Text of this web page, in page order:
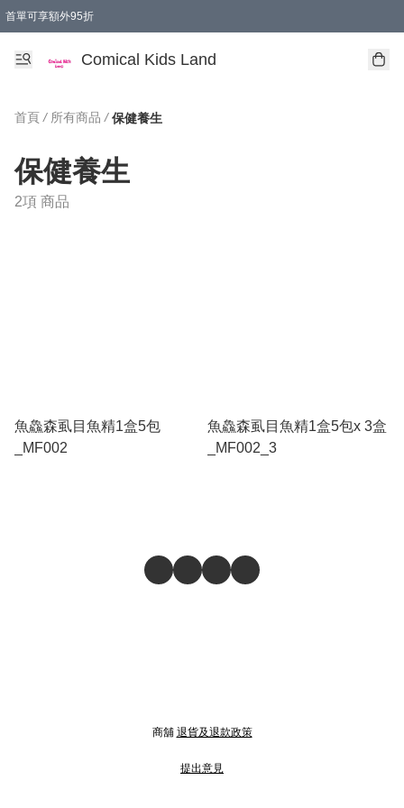
首單可享額外95折
Comical Kids Land
首頁 / 所有商品 / 保健養生
保健養生
2項 商品
魚鱻森虱目魚精1盒5包
_MF002
魚鱻森虱目魚精1盒5包x 3盒
_MF002_3
商舖 退貨及退款政策
提出意見